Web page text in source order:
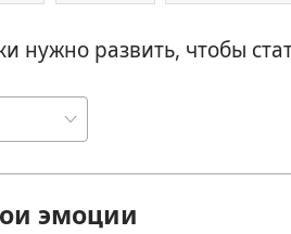
нужно развить, чтобы
эмоции